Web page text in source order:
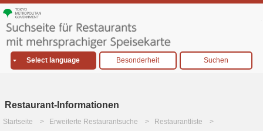
Select language Besonderheit Suchen
Restaurant-Informationen
Startseite Erweiterte Restaurantsuche
Restaurantliste